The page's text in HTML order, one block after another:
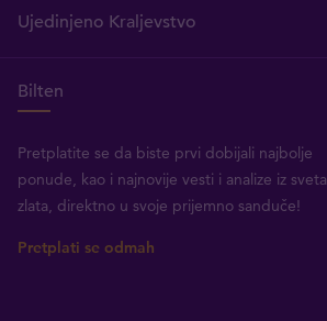
Ujedinjeno Kraljevstvo
Bilten
Pretplatite se da biste prvi dobijali najbolje
ponude, kao i najnovije vesti i analize iz sveta
zlata, direktno u svoje prijemno sanduče!
Pretplati se odmah